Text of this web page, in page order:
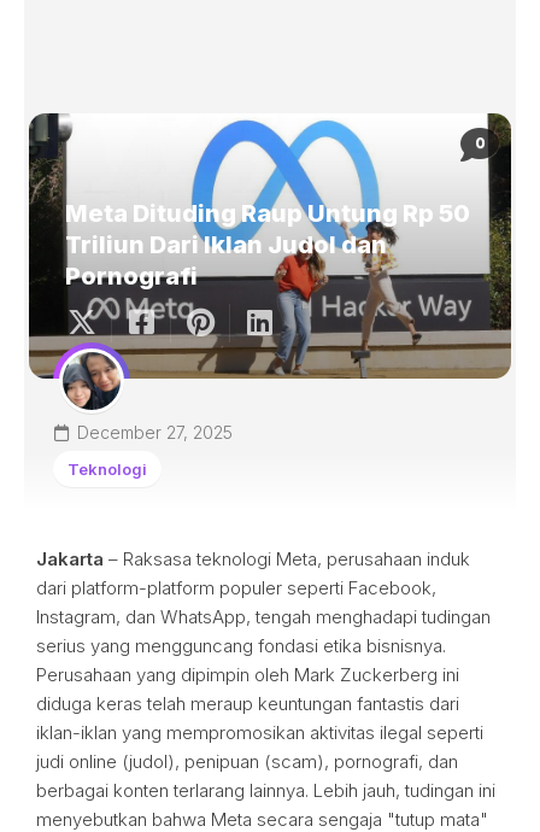
0
Meta Dituding Raup Untung Rp 50
Triliun Dari Iklan Judol dan
Pornografi
December 27, 2025
Teknologi
Jakarta – Raksasa teknologi Meta, perusahaan induk
dari platform-platform populer seperti Facebook,
Instagram, dan WhatsApp, tengah menghadapi tudingan
serius yang mengguncang fondasi etika bisnisnya.
Perusahaan yang dipimpin oleh Mark Zuckerberg ini
diduga keras telah meraup keuntungan fantastis dari
iklan-iklan yang mempromosikan aktivitas ilegal seperti
judi online (judol), penipuan (scam), pornografi, dan
berbagai konten terlarang lainnya. Lebih jauh, tudingan ini
menyebutkan bahwa Meta secara sengaja "tutup mata"